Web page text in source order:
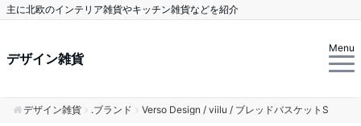
主に北欧のインテリア雑貨やキッチン雑貨などを紹介
デザイン雑貨
Menu
デザイン雑貨 .ブランド Verso Design / viilu / ブレッドバスケットS